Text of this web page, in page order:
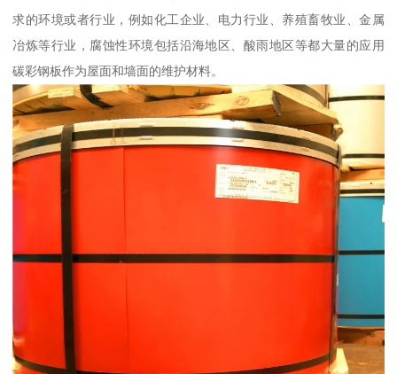
求的环境或者行业，例如化工企业、电力行业、养殖畜牧业、金属
冶炼等行业，腐蚀性环境包括沿海地区、酸雨地区等都大量的应用
碳彩钢板作为屋面和墙面的维护材料。